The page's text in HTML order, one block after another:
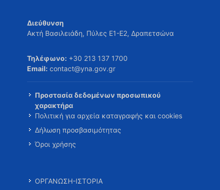
Διεύθυνση
Ακτή Βασιλειάδη, Πύλες Ε1-Ε2, Δραπετσώνα
Τηλέφωνο: +30 213 137 1700
Email: contact@yna.gov.gr
Προστασία δεδομένων προσωπικού
χαρακτήρα
Πολιτική για αρχεία καταγραφής και cookies
Δήλωση προσβασιμότητας
Όροι χρήσης
ΟΡΓΑΝΩΣΗ-ΙΣΤΟΡΙΑ